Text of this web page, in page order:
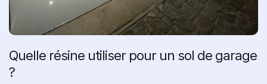
Quelle résine utiliser pour un sol de garage
?